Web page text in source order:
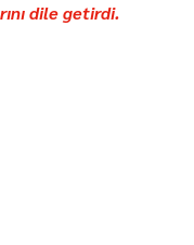
dile getirdi.